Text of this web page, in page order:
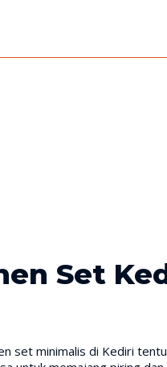
Set
set minimalis di Kediri